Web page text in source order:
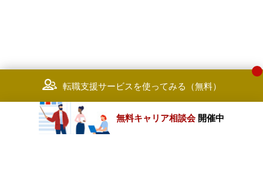
転職支援サービスを使ってみる（無料）
無料キャリア相談会 開催中